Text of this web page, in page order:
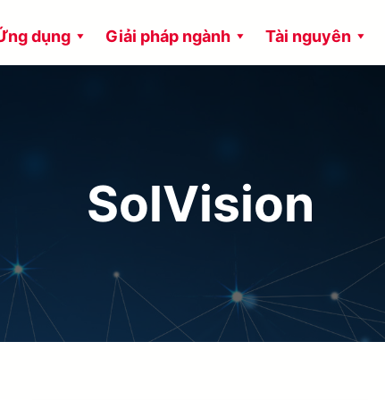
dụng Giải pháp ngành Tài nguyên
SolVision